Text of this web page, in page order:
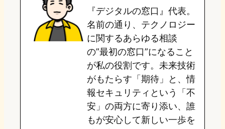
o
n
k
o
o
k
a
『デジタルの窓口』代表。
名前の通り、テクノロジー
に関するあらゆる相談
の”最初の窓口”になること
が私の役割です。未来技術
がもたらす「期待」と、情
報セキュリティという「不
安」の両方に寄り添い、誰
もが安心して新しい一歩を